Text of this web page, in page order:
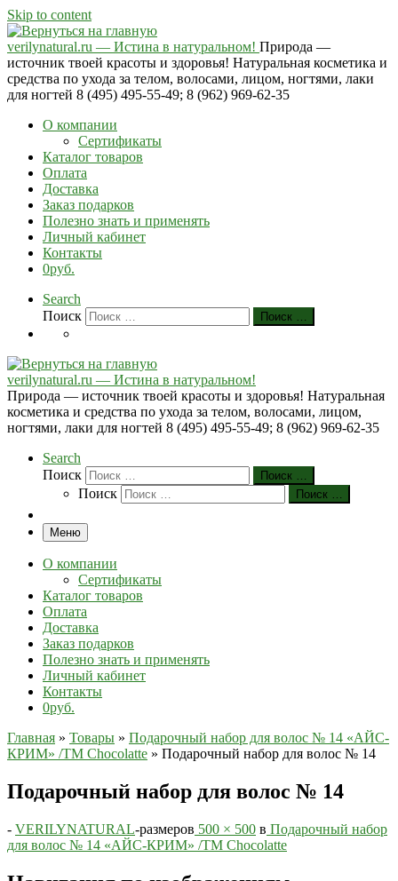
Skip to content
verilynatural.ru — Истина в натуральном! Природа —
источник твоей красоты и здоровья! Натуральная косметика и
средства по ухода за телом, волосами, лицом, ногтями, лаки
для ногтей 8 (495) 495-55-49; 8 (962) 969-62-35
О компании
Сертификаты
Каталог товаров
Оплата
Доставка
Заказ подарков
Полезно знать и применять
Личный кабинет
Контакты
0руб.
Search
Поиск
Поиск …
verilynatural.ru — Истина в натуральном!
Природа — источник твоей красоты и здоровья! Натуральная
косметика и средства по ухода за телом, волосами, лицом,
ногтями, лаки для ногтей 8 (495) 495-55-49; 8 (962) 969-62-35
Search
Поиск
Поиск …
Поиск Поиск …
Меню
О компании
Сертификаты
Каталог товаров
Оплата
Доставка
Заказ подарков
Полезно знать и применять
Личный кабинет
Контакты
0руб.
Главная » Товары » Подарочный набор для волос № 14 «АЙС-
КРИМ» /ТМ Chocolatte » Подарочный набор для волос № 14
Подарочный набор для волос № 14
- VERILYNATURAL-размеров 500 × 500 в Подарочный набор
для волос № 14 «АЙС-КРИМ» /ТМ Chocolatte